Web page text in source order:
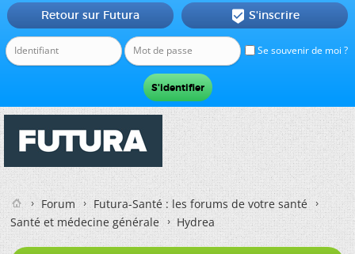
Se souvenir de moi ?
Retour sur Futura  S'inscrire
Forum
Futura-Santé : les forums de votre santé
Santé et médecine générale
Hydrea